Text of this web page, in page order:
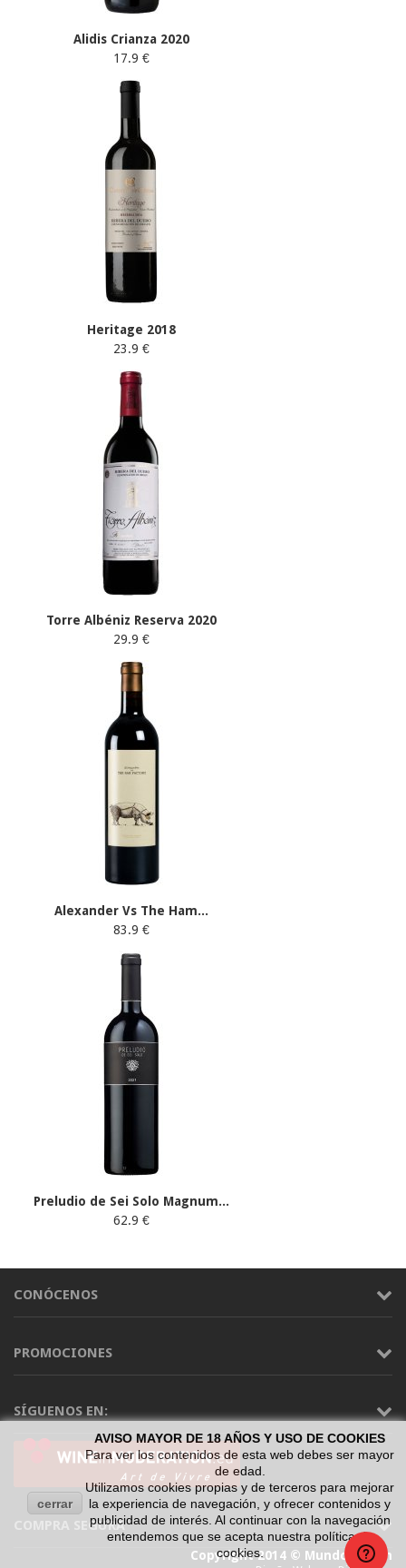
Alidis Crianza 2020
17.9 €
Heritage 2018
23.9 €
Torre Albéniz Reserva 2020
29.9 €
Alexander Vs The Ham...
83.9 €
Preludio de Sei Solo Magnum...
62.9 €
CONÓCENOS
PROMOCIONES
SÍGUENOS EN:
COMPRA SEGURA
cerrar
AVISO MAYOR DE 18 AÑOS Y USO DE COOKIES
Para ver los contenidos de esta web debes ser mayor
de edad.
Utilizamos cookies propias y de terceros para mejorar
la experiencia de navegación, y ofrecer contenidos y
publicidad de interés. Al continuar con la navegación
entendemos que se acepta nuestra política de
cookies.
Copyright 2014 © Mundo Vinum